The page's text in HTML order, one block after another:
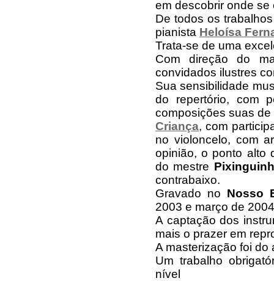
em descobrir onde
De todos os
pianista Heloísa
Trata-se de uma
Com direção do
convidados ilustres
Sua sensibilidade
do repertório, com
composições suas
Criança, com
no violoncelo, com
opinião, o ponto alto
do mestre
contrabaixo.
Gravado no Nosso
2003 e março de
A captação dos
mais o prazer em
A masterização foi do
Um trabalho
nível